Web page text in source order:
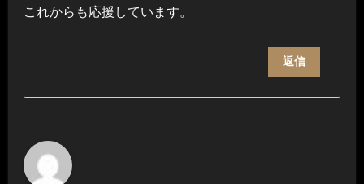
これからも応援しています。
返信